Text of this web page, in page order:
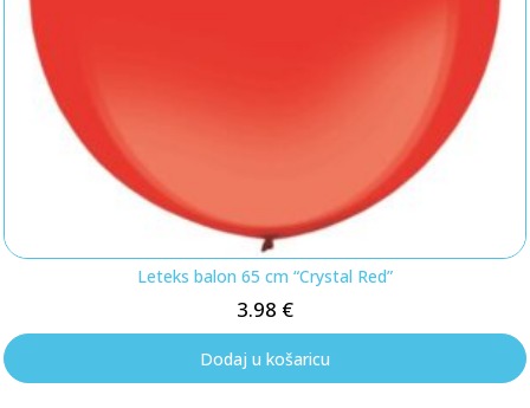
Leteks balon 65 cm “Crystal Red”
3.98 €
Dodaj u košaricu